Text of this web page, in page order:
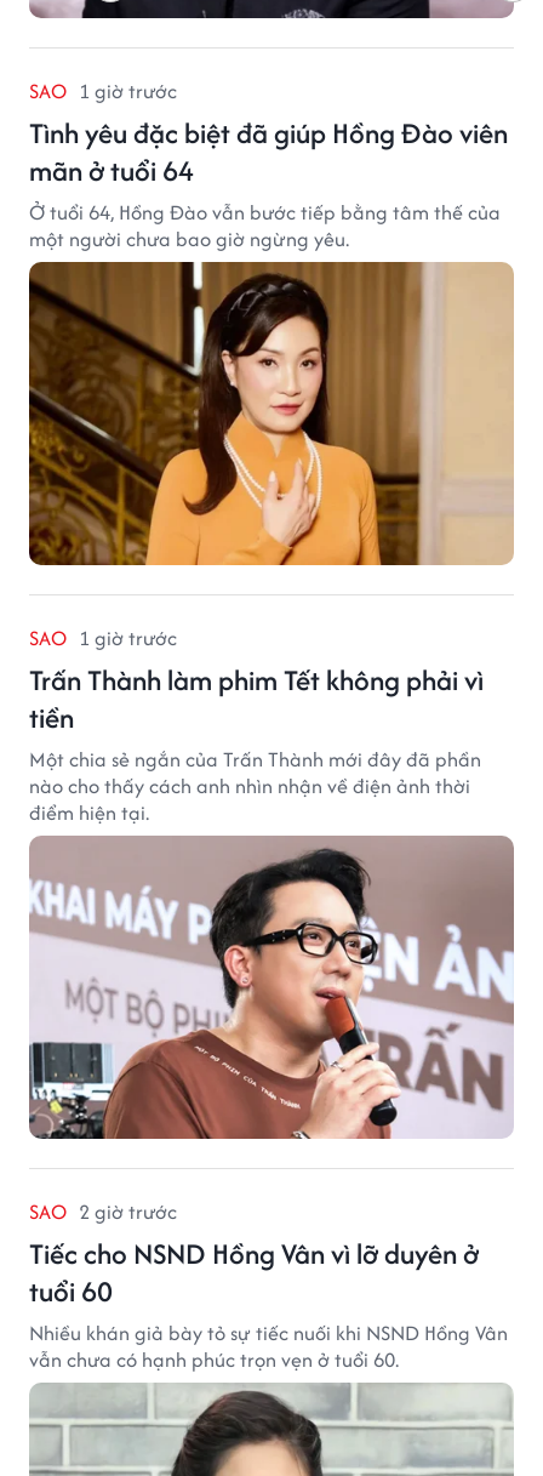
SAO 1 giờ trước
Tình yêu đặc biệt đã giúp Hồng Đào viên
mãn ở tuổi 64
Ở tuổi 64, Hồng Đào vẫn bước tiếp bằng tâm thế của
một người chưa bao giờ ngừng yêu.
SAO 1 giờ trước
Trấn Thành làm phim Tết không phải vì
tiền
Một chia sẻ ngắn của Trấn Thành mới đây đã phần
nào cho thấy cách anh nhìn nhận về điện ảnh thời
điểm hiện tại.
SAO 2 giờ trước
Tiếc cho NSND Hồng Vân vì lỡ duyên ở
tuổi 60
Nhiều khán giả bày tỏ sự tiếc nuối khi NSND Hồng Vân
vẫn chưa có hạnh phúc trọn vẹn ở tuổi 60.